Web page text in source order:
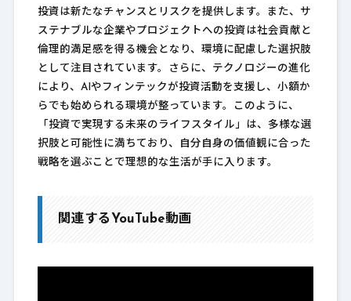
投資は新たなチャンスとリスクを提供します。また、サ
ステナブルな企業やプロジェクトへの投資は社会貢献と
倫理的満足感を得る機会となり、環境に配慮した選択肢
として注目されています。さらに、テクノロジーの進化
により、AIやフィンテックが投資活動を支援し、小額か
らでも始められる環境が整っています。このように、
「投資で実現する未来のライフスタイル」は、多様な選
択肢と可能性に満ちており、自分自身の価値観に合った
戦略を選ぶことで理想的な生活が手に入ります。
関連するYouTube動画